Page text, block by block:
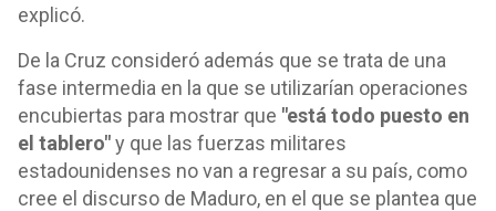
explicó.
De la Cruz consideró además que se trata de una
fase intermedia en la que se utilizarían operaciones
encubiertas para mostrar que "está todo puesto en
el tablero"y que las fuerzas militares
estadounidenses no van a regresar a su país, como
cree el discurso de Maduro, en el que se plantea que